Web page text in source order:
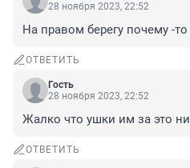
28 ноября 2023, 22:52
На правом берегу почему -
ОТВЕТИТЬ
Гость
28 ноября 2023, 22:52
Жалко что ушки им за это
ОТВЕТИТЬ